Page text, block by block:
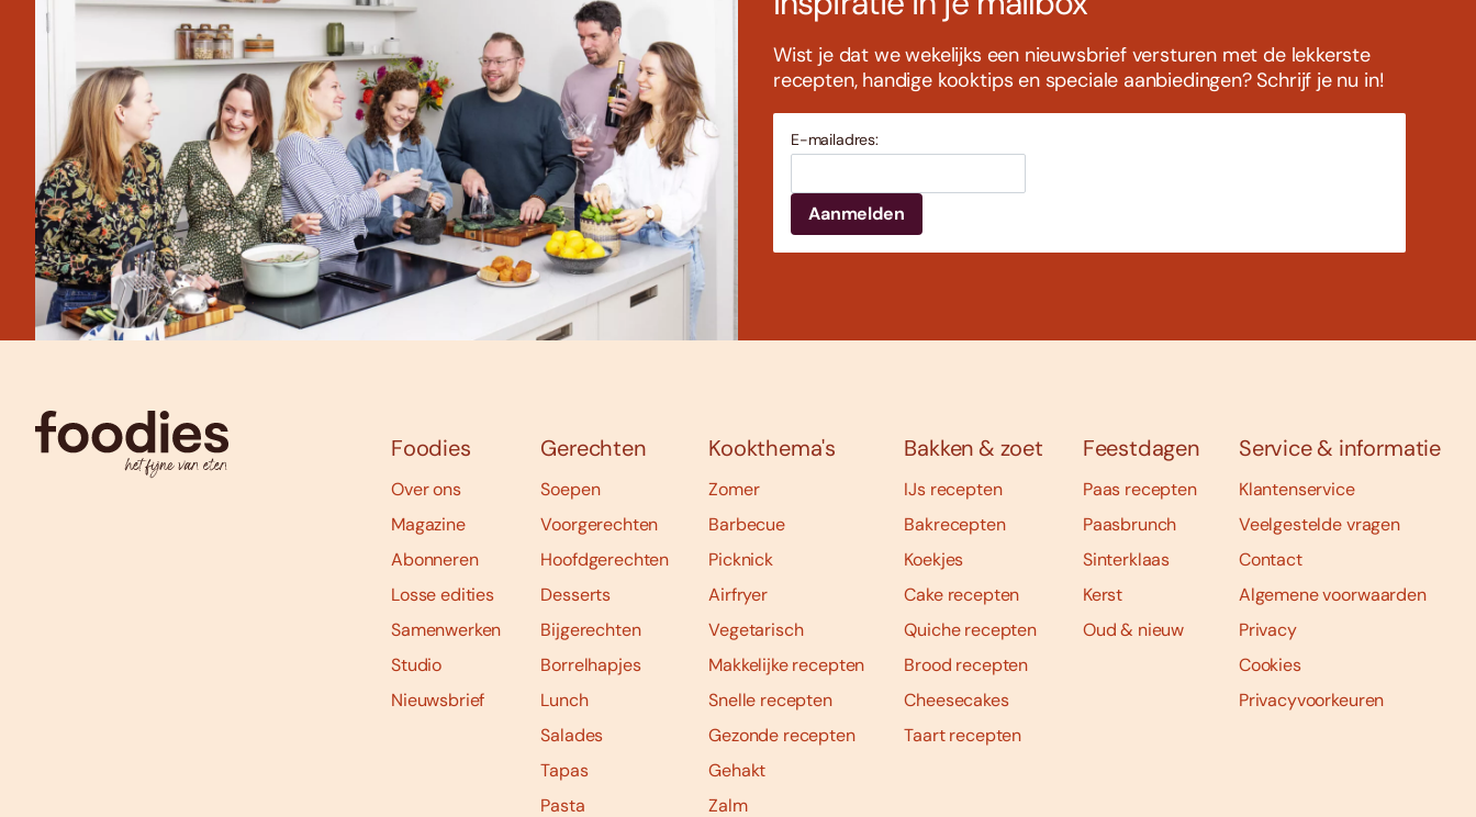
Wist je dat we wekelijks een nieuwsbrief versturen met de lekkerste
recepten, handige kooktips en speciale aanbiedingen? Schrijf je nu in!
E-mailadres:
Foodies
Over ons
Magazine
Abonneren
Losse edities
Samenwerken
Studio
Nieuwsbrief
Gerechten
Soepen
Voorgerechten
Hoofdgerechten
Desserts
Bijgerechten
Borrelhapjes
Lunch
Salades
Tapas
Pasta
Kookthema's
Zomer
Barbecue
Picknick
Airfryer
Vegetarisch
Makkelijke recepten
Snelle recepten
Gezonde recepten
Gehakt
Zalm
Bakken & zoet
IJs recepten
Bakrecepten
Koekjes
Cake recepten
Quiche recepten
Brood recepten
Cheesecakes
Taart recepten
Feestdagen
Paas recepten
Paasbrunch
Sinterklaas
Kerst
Oud & nieuw
Service & informatie
Klantenservice
Veelgestelde vragen
Contact
Algemene voorwaarden
Privacy
Cookies
Privacyvoorkeuren